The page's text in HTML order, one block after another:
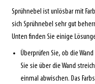
Sprühnebel ist unlösbar mit
sich Sprühnebel sehr gut
Unten finden Sie einige
Überprüfen Sie, ob die
Sie sie über die Wand
einmal abwischen. Das